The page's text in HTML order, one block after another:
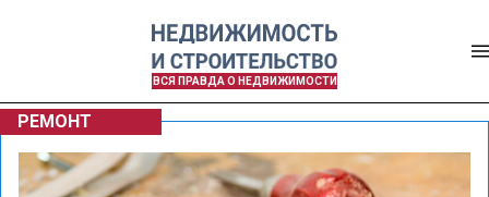
ВСЯ ПРАВДА О НЕДВИЖИМОСТИ
РЕМОНТ